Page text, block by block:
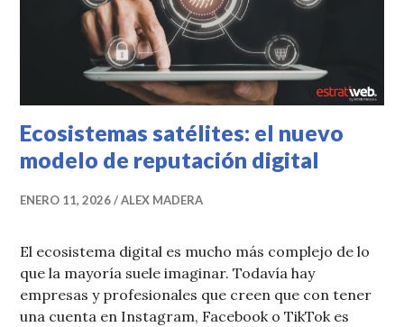
Ecosistemas satélites: el nuevo
modelo de reputación digital
ENERO 11, 2026 ALEX MADERA
El ecosistema digital es mucho más complejo de lo
que la mayoría suele imaginar. Todavía hay
empresas y profesionales que creen que con tener
una cuenta en Instagram, Facebook o TikTok es